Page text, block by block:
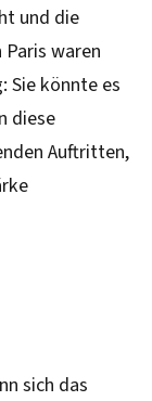
und die
waren
Sie könnte es
diese
Auftritten,
sich das